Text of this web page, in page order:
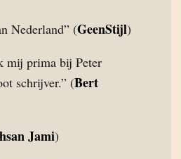
Nederland” (GeenStijl)
mij prima bij Peter
schrijver.” (Bert
Jami)